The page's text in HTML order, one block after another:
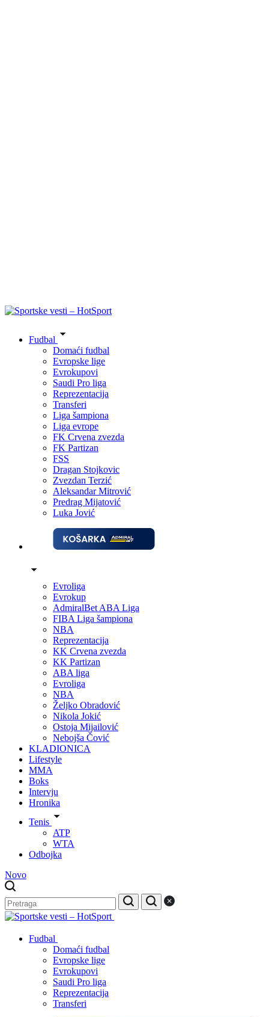
Fudbal
Domaći fudbal
Evropske lige
Evrokupovi
Saudi Pro liga
Reprezentacija
Transferi
Liga šampiona
Liga evrope
FK Crvena zvezda
FK Partizan
FSS
Dragan Stojkovic
Zvezdan Terzić
Aleksandar Mitrović
Predrag Mijatović
Luka Jović
Evroliga
Evrokup
AdmiralBet ABA Liga
FIBA Liga šampiona
NBA
Reprezentacija
KK Crvena zvezda
KK Partizan
ABA liga
Evroliga
NBA
Željko Obradović
Nikola Jokić
Ostoja Mijailović
Nebojša Čović
KLADIONICA
Lifestyle
MMA
Boks
Intervju
Hronika
Tenis
ATP
WTA
Odbojka
Novo
Fudbal
Domaći fudbal
Evropske lige
Evrokupovi
Saudi Pro liga
Reprezentacija
Transferi